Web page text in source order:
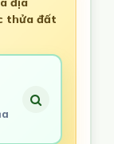
thửa đất